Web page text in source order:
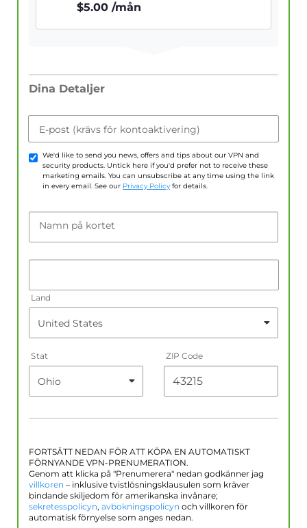
$5.00 /mån
Dina Detaljer
E-post (krävs för kontoaktivering)
We'd like to send you news, offers and tips about our VPN and
security products. Untick here if you'd prefer not to receive these
marketing emails. You can unsubscribe at any time using the link
in every email. See our Privacy Policy for details.
Namn på kortet
Land
Stat ZIP Code
FORTSÄTT NEDAN FÖR ATT KÖPA EN AUTOMATISKT
FÖRNYANDE VPN-PRENUMERATION.
Genom att klicka på "Prenumerera" nedan godkänner jag
villkoren – inklusive tvistlösningsklausulen som kräver
bindande skiljedom för amerikanska invånare;
sekretesspolicyn, avbokningspolicyn och villkoren för
automatisk förnyelse som anges nedan.